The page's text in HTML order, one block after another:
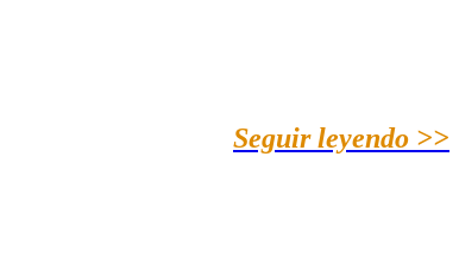
Seguir leyendo >>